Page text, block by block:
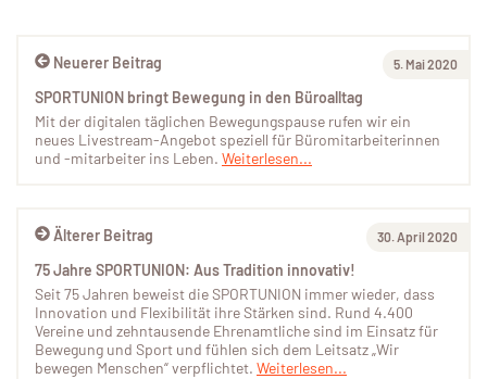
Älterer Beitrag 30. April 2020
75 Jahre SPORTUNION: Aus Tradition innovativ!
Seit 75 Jahren beweist die SPORTUNION immer wieder, dass
Innovation und Flexibilität ihre Stärken sind. Rund 4.400
Vereine und zehntausende Ehrenamtliche sind im Einsatz für
Bewegung und Sport und fühlen sich dem Leitsatz „Wir
bewegen Menschen“ verpflichtet. Weiterlesen...
Neuerer Beitrag 5. Mai 2020
SPORTUNION bringt Bewegung in den Büroalltag
Mit der digitalen täglichen Bewegungspause rufen wir ein
neues Livestream-Angebot speziell für Büromitarbeiterinnen
und -mitarbeiter ins Leben. Weiterlesen...